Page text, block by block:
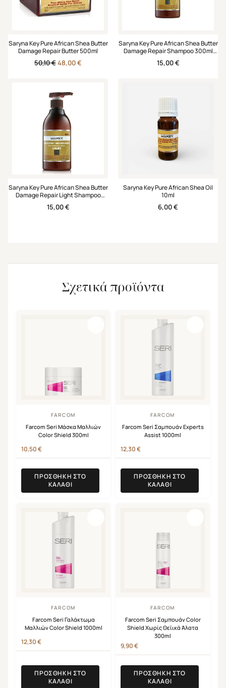
Saryna Key Pure African Shea Butter
Damage Repair Butter 500ml
50,10€ Original
50,10 €.
48,00€
Saryna Key Pure African Shea Butter
Damage Repair Shampoo 300ml
Easter Promo 2026
15,00€
Saryna Key Pure African Shea Butter
Damage Repair Light Shampoo
300ml Easter Promo 2026
15,00€
Saryna Key Pure African Shea Oil
10ml
6,00€
Σχετικά προϊόντα
FARCOM
Farcom Seri Μάσκα Μαλλιών
Color Shield 300ml
10,50€
ΠΡΟΣΘΉΚΗ ΣΤΟ
ΚΑΛΆΘΙ
FARCOM
Farcom Seri Σαμπουάν Experts
Assist 1000ml
12,30€
ΠΡΟΣΘΉΚΗ ΣΤΟ
ΚΑΛΆΘΙ
FARCOM
Farcom Seri Γαλάκτωμα
Μαλλιών Color Shield 1000ml
12,30€
ΠΡΟΣΘΉΚΗ ΣΤΟ
ΚΑΛΆΘΙ
FARCOM
Farcom Seri Σαμπουάν Color
Shield Χωρίς Θεϊικά Άλατα
300ml
9,90€
ΠΡΟΣΘΉΚΗ ΣΤΟ
ΚΑΛΆΘΙ